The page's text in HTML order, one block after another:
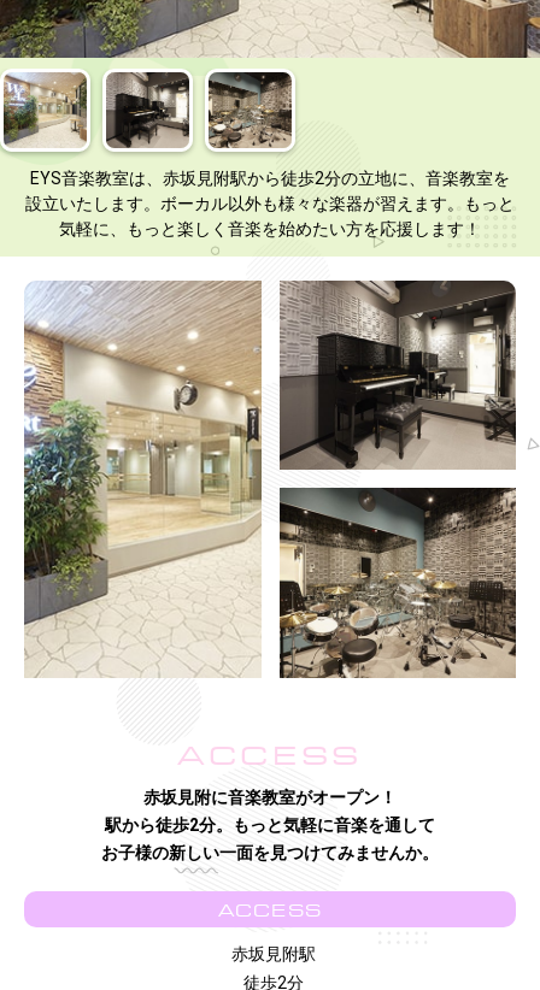
EYS音楽教室は、赤坂見附駅から徒歩2分の立地に、音楽教室を
設立いたします。ボーカル以外も様々な楽器が習えます。もっと
気軽に、もっと楽しく音楽を始めたい方を応援します！
ACCESS
赤坂見附に音楽教室がオープン！
駅から徒歩2分。もっと気軽に音楽を通して
お子様の新しい一面を見つけてみませんか。
ACCESS
赤坂見附駅
徒歩2分